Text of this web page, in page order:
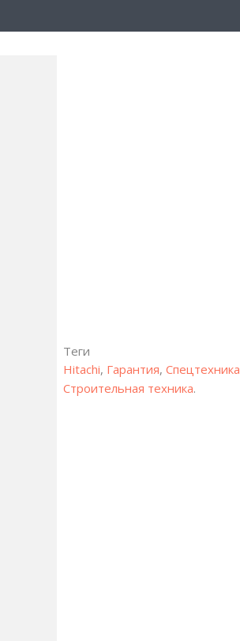
Теги
Hitachi, Гарантия, Спецтехника
Строительная техника.